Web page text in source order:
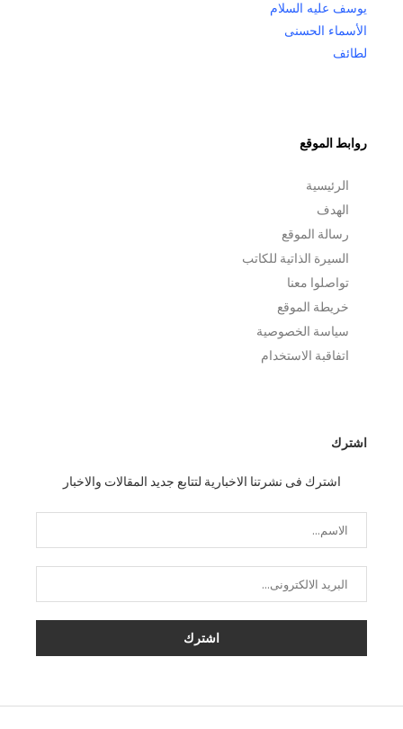
يوسف عليه السلام
الأسماء الحسنى
لطائف
روابط الموقع
الرئيسية
الهدف
رسالة الموقع
السيرة الذاتية للكاتب
تواصلوا معنا
خريطة الموقع
سياسة الخصوصية
اتفاقبة الاستخدام
اشترك
اشترك فى نشرتنا الاخبارية لتتابع جديد المقالات والاخبار